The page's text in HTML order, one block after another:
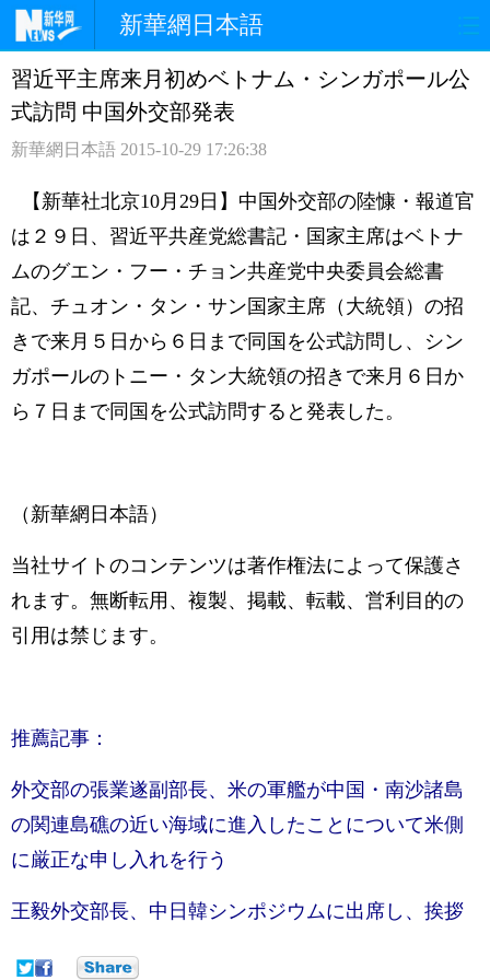
新華網日本語
ホームページ 政治 経済
観光 評論 写真
中日対訳
習近平主席来月初めベトナム・シンガポール公
式訪問 中国外交部発表
新華網日本語 2015-10-29 17:26:38
【新華社北京10月29日】中国外交部の陸慷・報道官
は２９日、習近平共産党総書記・国家主席はベトナ
ムのグエン・フー・チョン共産党中央委員会総書
記、チュオン・タン・サン国家主席（大統領）の招
きで来月５日から６日まで同国を公式訪問し、シン
ガポールのトニー・タン大統領の招きで来月６日か
ら７日まで同国を公式訪問すると発表した。
（新華網日本語）
当社サイトのコンテンツは著作権法によって保護さ
れます。無断転用、複製、掲載、転載、営利目的の
引用は禁じます。
推薦記事：
外交部の張業遂副部長、米の軍艦が中国・南沙諸島
の関連島礁の近い海域に進入したことについて米側
に厳正な申し入れを行う
王毅外交部長、中日韓シンポジウムに出席し、挨拶